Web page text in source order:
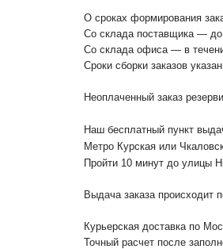
О сроках формирования
Со склада поставщика — до
Со склада офиса — в
Сроки сборки заказов
Неоплаченный заказ
Наш бесплатный пункт
Метро Курская или
Пройти 10 минут до улицы
Выдача заказа происходит
Курьерская доставка по
Точный расчет после